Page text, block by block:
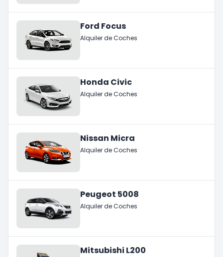
Ford Focus
Alquiler de Coches
Honda Civic
Alquiler de Coches
Nissan Micra
Alquiler de Coches
Peugeot 5008
Alquiler de Coches
Mitsubishi L200